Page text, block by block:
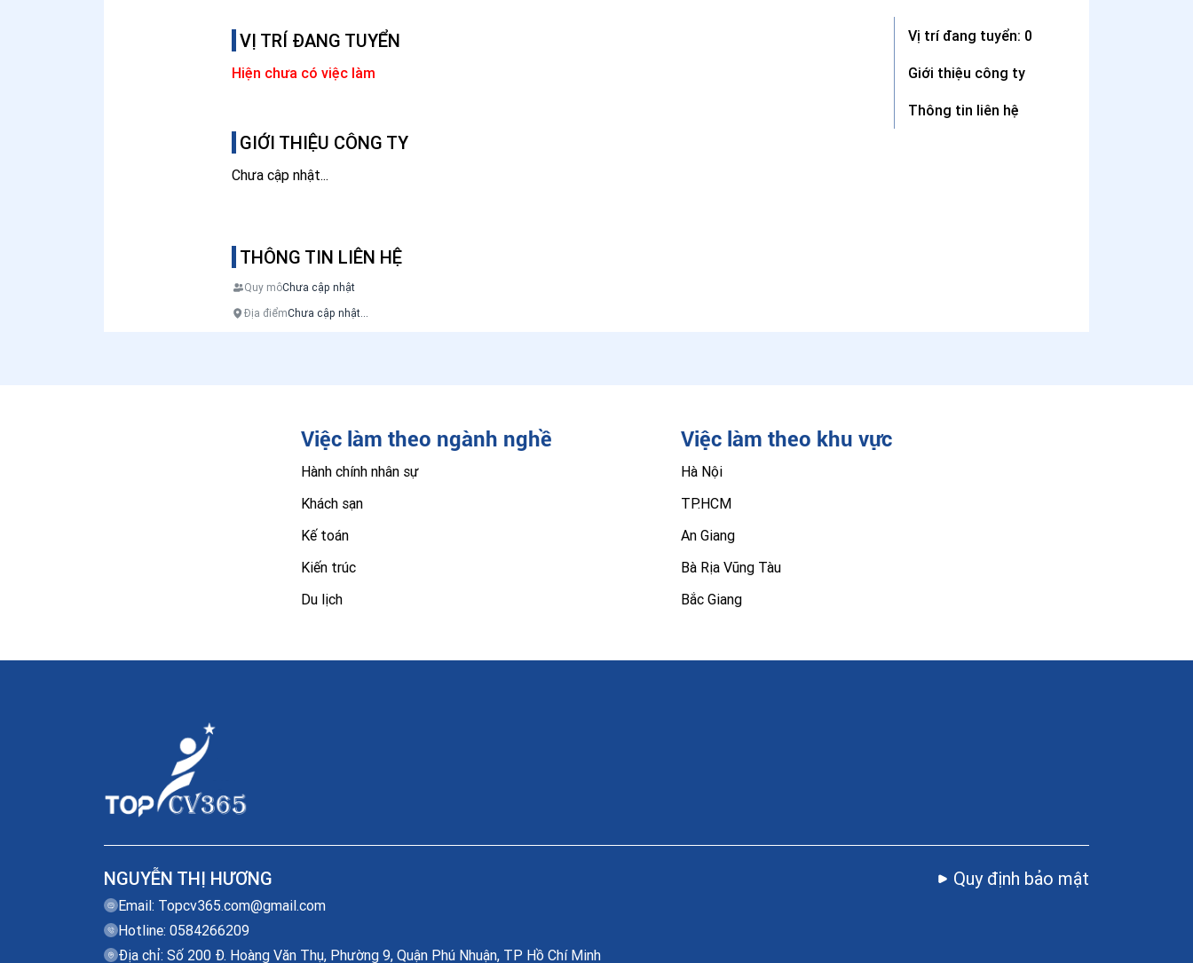
VỊ TRÍ ĐANG TUYỂN
Hiện chưa có việc làm
GIỚI THIỆU CÔNG TY
Chưa cập nhật...
THÔNG TIN LIÊN HỆ
Quy môChưa cập nhật
Địa điểmChưa cập nhật...
Vị trí đang tuyển: 0
Giới thiệu công ty
Thông tin liên hệ
Việc làm theo ngành nghề
Hành chính nhân sự
Khách sạn
Kế toán
Kiến trúc
Du lịch
Việc làm theo khu vực
Hà Nội
TP.HCM
An Giang
Bà Rịa Vũng Tàu
Bắc Giang
NGUYỄN THỊ HƯƠNG
Email: Topcv365.com@gmail.com
Hotline: 0584266209
Địa chỉ: Số 200 Đ. Hoàng Văn Thụ, Phường 9, Quận Phú Nhuận, TP Hồ Chí Minh
Quy định bảo mật